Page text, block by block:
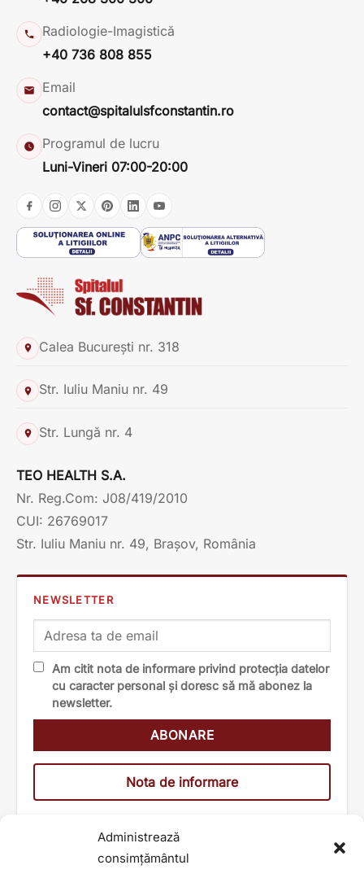
Administrează
consimțământul
Radiologie-Imagistică
+40 736 808 855
Email
contact@spitalulsfconstantin.ro
Programul de lucru
Luni-Vineri 07:00-20:00
Calea București nr. 318
Str. Iuliu Maniu nr. 49
Str. Lungă nr. 4
TEO HEALTH S.A.
Nr. Reg.Com: J08/419/2010
CUI: 26769017
Str. Iuliu Maniu nr. 49, Brașov, România
NEWSLETTER
Am citit nota de informare privind protecția datelor
cu caracter personal și doresc să mă abonez la
newsletter.
Nota de informare